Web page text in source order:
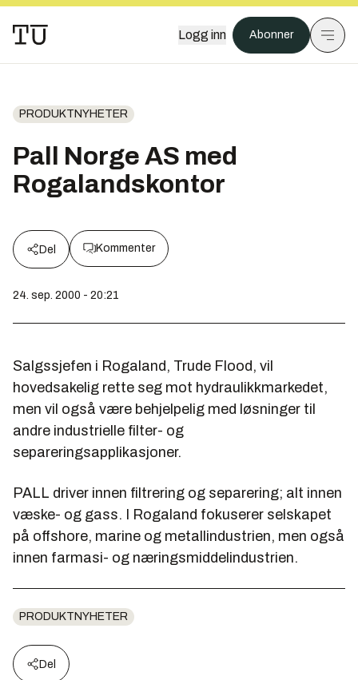
Logg inn Abonner
PRODUKTNYHETER
Pall Norge AS med
Rogalandskontor
Del Kommenter
24. sep. 2000 - 20:21
Salgssjefen i Rogaland, Trude Flood, vil
hovedsakelig rette seg mot hydraulikkmarkedet,
men vil også være behjelpelig med løsninger til
andre industrielle filter- og
separeringsapplikasjoner.
PALL driver innen filtrering og separering; alt innen
væske- og gass. I Rogaland fokuserer selskapet
på offshore, marine og metallindustrien, men også
innen farmasi- og næringsmiddelindustrien.
PRODUKTNYHETER
Del